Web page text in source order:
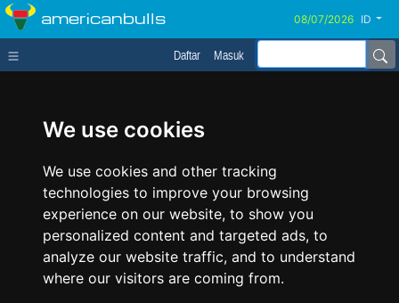
We use cookies
We use cookies and other tracking
technologies to improve your browsing
experience on our website, to show you
personalized content and targeted ads, to
analyze our website traffic, and to understand
where our visitors are coming from.
americanbulls ID
Daftar Masuk